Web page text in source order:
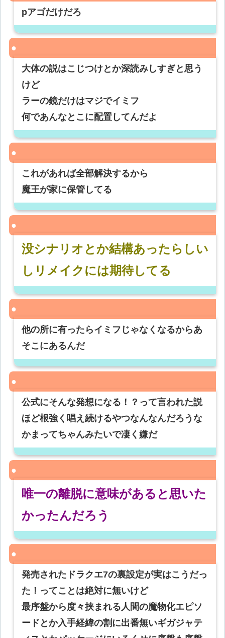
pアゴだけだろ
大体の説はこじつけとか深読みしすぎと思う
けど
ラーの鏡だけはマジでイミフ
何であんなとこに配置してんだよ
これがあれば全部解決するから
魔王が家に保管してる
没シナリオとか結構あったらしい
しリメイクには期待してる
他の所に有ったらイミフじゃなくなるからあ
そこにあるんだ
公式にそんな発想になる！？って言われた説
ほど根強く唱え続けるやつなんなんだろうな
かまってちゃんみたいで凄く嫌だ
唯一の離脱に意味があると思いた
かったんだろう
発売されたドラクエ7の裏設定が実はこうだっ
た！ってことは絶対に無いけど
最序盤から度々挟まれる人間の魔物化エピソ
ードとか入手経緯の割に出番無いギガジャテ